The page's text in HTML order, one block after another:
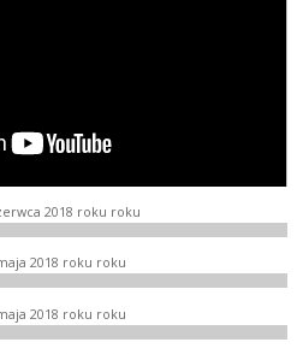
2018 roku roku
2018 roku roku
2018 roku roku